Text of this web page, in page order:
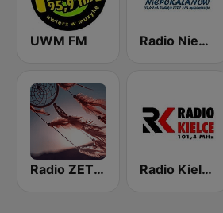
UWM FM Radio Niepokalanów
Radio ZET Chilli Soul Radio Kielce 101.4